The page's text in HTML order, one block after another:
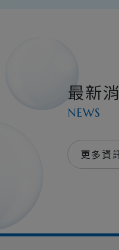
最新
NEWS
更多資